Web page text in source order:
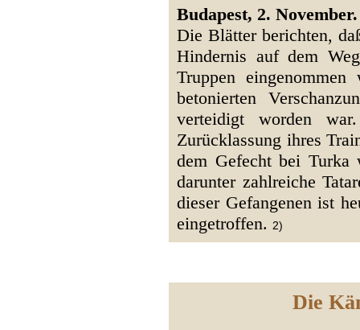
Budapest, 2.
Die Blätter berichten,
Hindernis auf dem
Truppen
betonierten
verteidigt worden
Zurücklassung ihres
dem Gefecht bei Turka
darunter zahlreiche
dieser Gefangenen ist
eingetroffen. 2)
Die